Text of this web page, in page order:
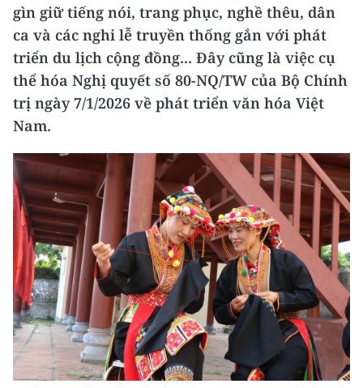
gìn giữ tiếng nói, trang phục, nghề thêu, dân
ca và các nghi lễ truyền thống gắn với phát
triển du lịch cộng đồng... Đây cũng là việc cụ
thể hóa Nghị quyết số 80-NQ/TW của Bộ Chính
trị ngày 7/1/2026 về phát triển văn hóa Việt
Nam.